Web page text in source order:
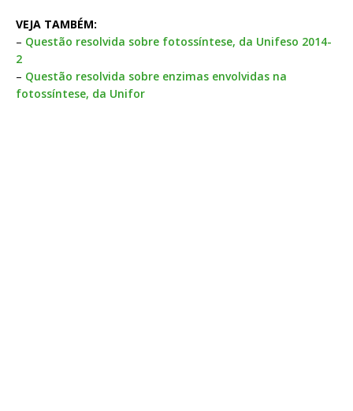
VEJA TAMBÉM:
– Questão resolvida sobre fotossíntese, da Unifeso 2014-
2
– Questão resolvida sobre enzimas envolvidas na
fotossíntese, da Unifor